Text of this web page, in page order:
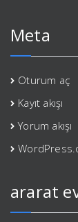
Meta
Oturum aç
Kayıt akışı
Yorum akışı
ararat